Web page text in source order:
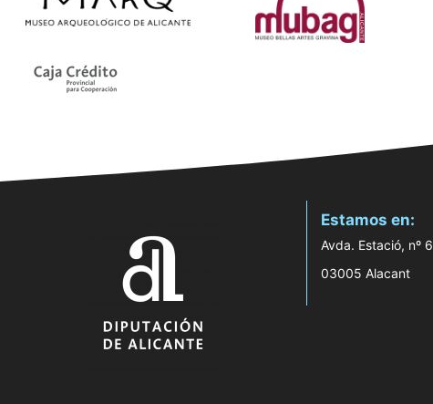
Estamos en:
Avda. Estació, nº 6
03005 Alacant